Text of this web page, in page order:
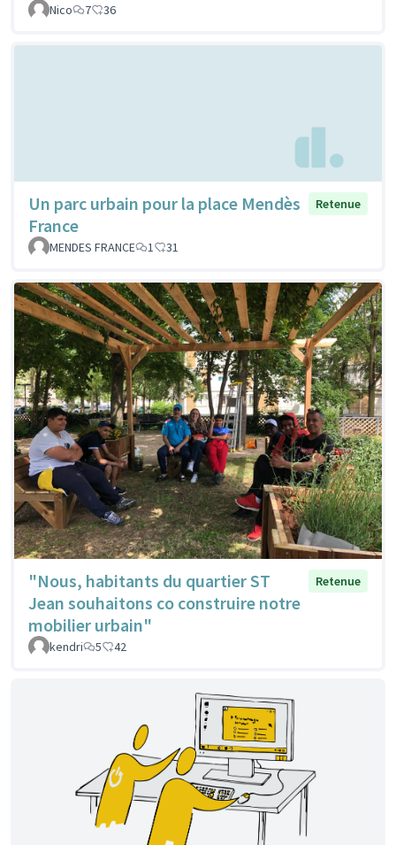
Nico
7 36
Un parc urbain pour la place Mendès
France
Retenue
MENDES FRANCE 1 31
"Nous, habitants du quartier ST
Jean souhaitons co construire notre
mobilier urbain"
Retenue
kendri 5 42